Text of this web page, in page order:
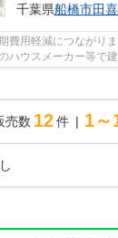
千葉県船橋市田
費用軽減につながり
ハウスメーカー等で
ださい(#^^#) 仲介手
売数 12 件 1～